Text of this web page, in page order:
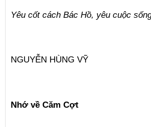
Yêu cốt cách Bác Hồ, yêu cuộc
NGUYỄN HÙNG VỸ
Nhớ về Căm Cợt